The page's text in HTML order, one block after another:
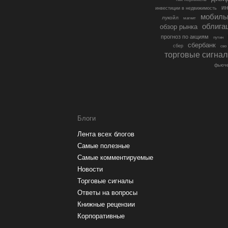
инвестиции в недвижимость
лукойл магнит
обзор рынка
прогноз по акциям
путин
сбер сбербанк сво
торговые
Блоги
Лента всех блогов
Самые полезные
Самые комментируемые
Новости
Торговые сигналы
Ответы на вопросы
Книжные рецензии
Корпоративные